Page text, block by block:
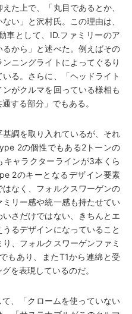
た上で、「丸目であるとか、
い」と沢村氏。この理由は、
車として、ID.ファミリーのア
から」と述べた。例えばその
ニングライトによってぐるり
る。さらに、「ヘッドライト
がクルマを回っている様相も
する部分」でもある。
調を取り入れているが、それ
2の個性でもある2トーンの
ャラクターラインが3本くら
2のキーとなるデザイン要素
なく、フォルクスワーゲンの
リー感や統一感も持たせてい
さだけではない、きちんとエ
るデザインになっていること
、フォルクスワーゲンファミ
もあり、またT1から連綿と受
を表現しているのだ。
、「クロームを使っていない